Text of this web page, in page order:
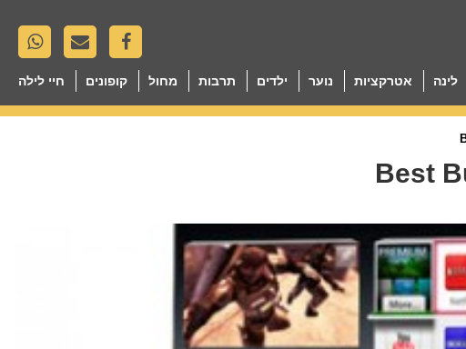
לינה אטרקציות נוער ילדים תרבות מחול קופונים חיי לילה
Best